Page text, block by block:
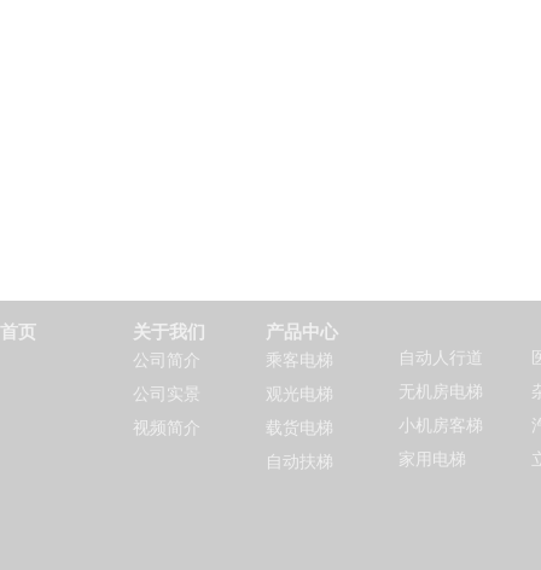
首页 关于我们
公司简介
公司实景
视频简介
产品中心
乘客电梯
观光电梯
载货电梯
自动扶梯
自动人行道
无机房电梯
小机房客梯
家用电梯